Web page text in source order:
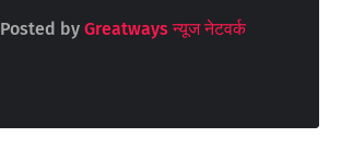
Posted by Greatways न्यूज नेटवर्क